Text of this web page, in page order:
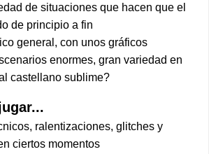
de situaciones que hacen que el
de principio a fin
general, con unos gráficos
enormes, gran variedad en
castellano sublime?
ralentizaciones, glitches y
ciertos momentos